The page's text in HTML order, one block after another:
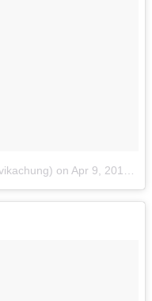
on Apr 9, 2017 at 10:38am PDT